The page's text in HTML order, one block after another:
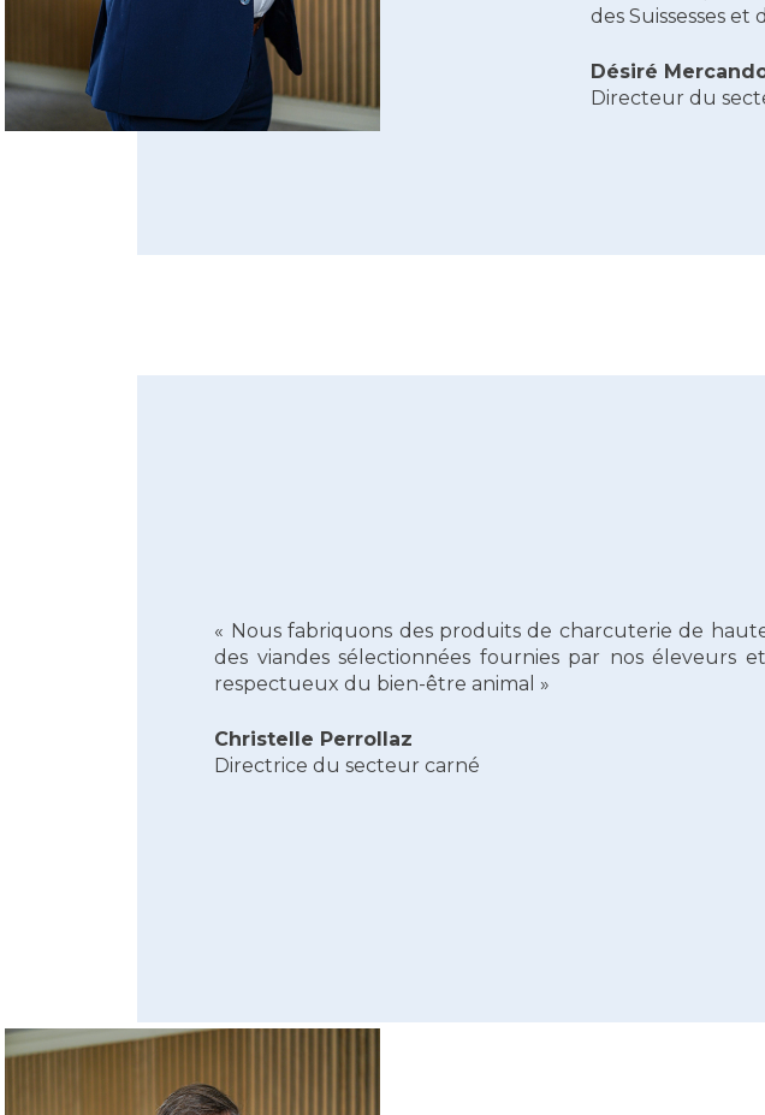
des Suissesses et
Désiré
Directeur du
« Nous fabriquons des produits de charcuterie de
des viandes sélectionnées fournies par nos éleveurs
respectueux du bien-être animal »
Christelle Perrollaz
Directrice du secteur carné